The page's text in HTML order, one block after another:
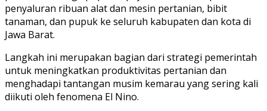
penyaluran ribuan alat dan mesin pertanian, bibit
tanaman, dan pupuk ke seluruh kabupaten dan kota di
Jawa Barat.
Langkah ini merupakan bagian dari strategi pemerintah
untuk meningkatkan produktivitas pertanian dan
menghadapi tantangan musim kemarau yang sering kali
diikuti oleh fenomena El Nino.